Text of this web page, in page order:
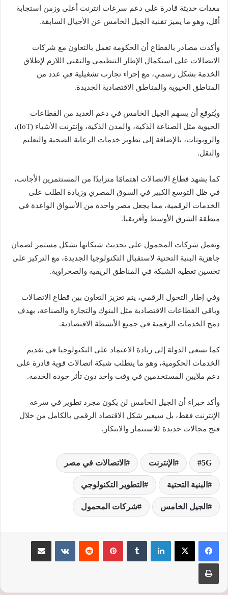
معدات حديثة قادرة على دعم سرعات إنترنت أعلى وزمن استجابة
أقل، وهو ما يميز تقنية الجيل الخامس عن الأجيال السابقة.
وأكدت مصادر بالقطاع أن الحكومة تعمل بالتعاون مع شركات
الاتصالات على استكمال الإطار التنظيمي والتقني اللازم لإطلاق
الخدمة بشكل رسمي، مع إجراء تجارب تشغيلية في عدد من
المناطق الحيوية والمناطق الاقتصادية الجديدة.
ويُتوقع أن يسهم الجيل الخامس في دعم العديد من القطاعات
الحيوية مثل الصناعة الذكية، والمدن الذكية، وإنترنت الأشياء (IoT)،
والروبوتات، بالإضافة إلى تطوير خدمات الرعاية الصحية والتعليم
والنقل.
كما يشهد قطاع الاتصالات اهتمامًا متزايدًا من المستثمرين الأجانب،
في ظل التوسع الكبير في السوق المصري وزيادة الطلب على
الخدمات الرقمية، مما يجعل مصر واحدة من الأسواق الواعدة في
منطقة الشرق الأوسط وأفريقيا.
وتعمل شركات المحمول على تحديث شبكاتها بشكل مستمر لضمان
جاهزية البنية التحتية لاستقبال التكنولوجيا الجديدة، مع التركيز على
تحسين تغطية الشبكة في المناطق الريفية والصحراوية.
وفي إطار التحول الرقمي، يتم تعزيز التعاون بين قطاع الاتصالات
وباقي القطاعات الاقتصادية مثل البنوك والتجارة والصناعة، بهدف
دمج الخدمات الرقمية في جميع الأنشطة الاقتصادية.
كما تسعى الدولة إلى زيادة الاعتماد على التكنولوجيا في تقديم
الخدمات الحكومية، وهو ما يتطلب شبكة اتصالات قوية قادرة على
دعم ملايين المستخدمين في وقت واحد دون تأثر جودة الخدمة.
وأكد خبراء أن الجيل الخامس لن يكون مجرد تطوير في سرعة
الإنترنت فقط، بل سيغير شكل الاقتصاد الرقمي بالكامل من خلال
فتح مجالات جديدة للاستثمار والابتكار.
5G الإنترنت الاتصالات في مصر
البنية التحتية التطوير التكنولوجي
الجيل الخامس شركات المحمول
لينكدإن بينتيريست